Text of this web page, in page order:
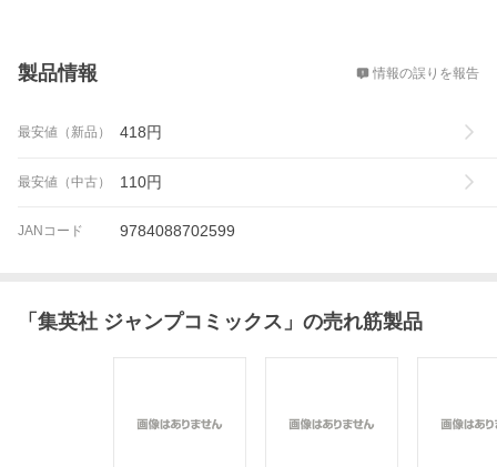
製品情報 情報の誤りを報告
最安値（新品） 418円
最安値（中古） 110円
JANコード 9784088702599
「 集英社 ジャンプコミックス 」の売れ筋製品